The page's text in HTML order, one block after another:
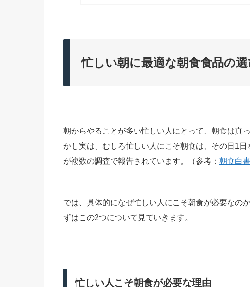
忙しい朝に最適な朝食食品の
朝からやることが多い忙しい人にとって、朝食は真
かし実は、むしろ忙しい人にこそ朝食は、その日1
が複数の調査で報告されています。（参考： 朝食白
では、具体的になぜ忙しい人にこそ朝食が必要なの
ずはこの2つについて見ていきます。
忙しい人こそ朝食が必要な理由